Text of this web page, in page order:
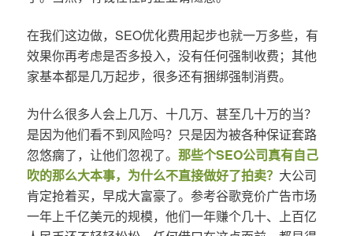
在我们这边做，SEO优化费用起步也就一万多些，有
效果你再考虑是否多投入，没有任何强制收费；其他
家基本都是几万起步，很多还有捆绑强制消费。
为什么很多人会上几万、十几万、甚至几十万的当？
是因为他们看不到风险吗？只是因为被各种保证套路
忽悠瘸了，让他们忽视了。 那些个SEO公司真有自己
吹的那么大本事，为什么不直接做好了拍卖？ 大公司
肯定抢着买，早成大富豪了。参考谷歌竞价广告市场
一年上千亿美元的规模，他们一年赚个几十、上百亿